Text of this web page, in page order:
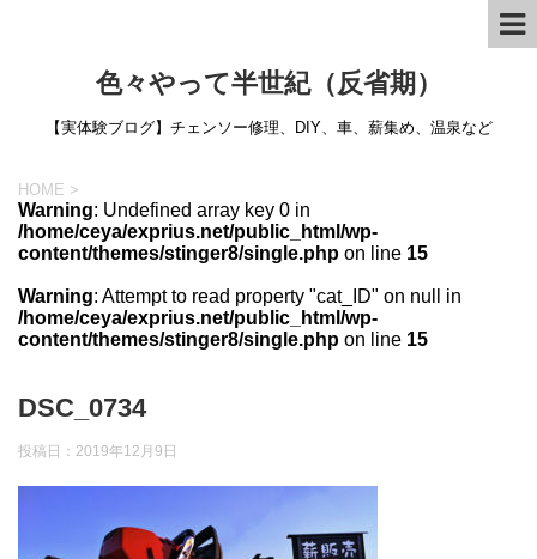
色々やって半世紀（反省期）
【実体験ブログ】チェンソー修理、DIY、車、薪集め、温泉など
HOME >
Warning: Undefined array key 0 in
/home/ceya/exprius.net/public_html/wp-
content/themes/stinger8/single.php on line 15
Warning: Attempt to read property "cat_ID" on null in
/home/ceya/exprius.net/public_html/wp-
content/themes/stinger8/single.php on line 15
DSC_0734
投稿日： 2019年12月9日